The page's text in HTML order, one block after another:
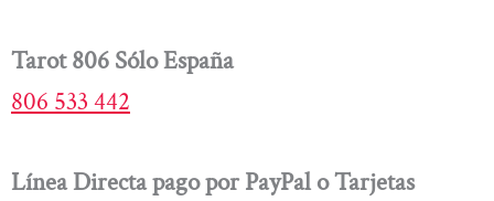
Tarot 806 Sólo España
806 533 442
Línea Directa pago por PayPal o Tarjetas